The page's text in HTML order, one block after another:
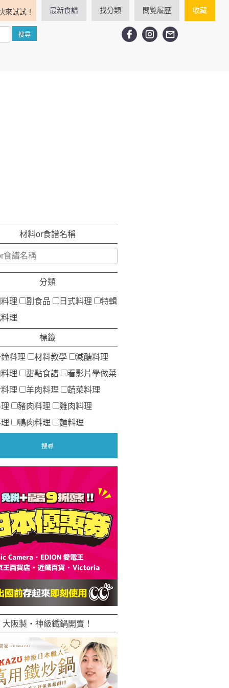
來試試！ 最新食譜 找分類 閲覧履歴 收藏
材料or食譜名稱
分類
理 副食品 日式料理
特輯
理
標籤
料理 材料教學
減醣料理
理
甜點食譜
看影片學做菜
理
羊肉料理
蔬菜料理
豬肉料理
雞肉料理
鴨肉料理 麵料理
大阪製・神級鐵鍋開賣！